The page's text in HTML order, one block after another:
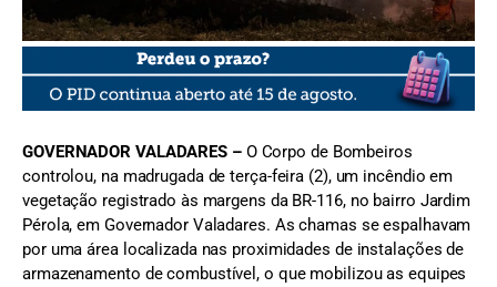
FOTO: Corpo de Bombeiros
GOVERNADOR VALADARES –O Corpo de Bombeiros
controlou, na madrugada de terça-feira (2), um incêndio em
vegetação registrado às margens da BR-116, no bairro Jardim
Pérola, em Governador Valadares. As chamas se espalhavam
por uma área localizada nas proximidades de instalações de
armazenamento de combustível, o que mobilizou as equipes